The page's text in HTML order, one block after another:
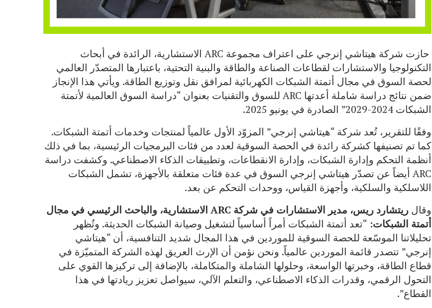
حازت شركة هيتاشي إنرجي على اعتراف مجموعة ARC الاستشارية، الرائدة في أبحاث
التكنولوجيا والاستشارات لقطاعات الصناعة والطاقة والبنية التحتية، باعتبارها المتصدّر العالمي
لحصة السوق في مجال أتمتة الشبكات الكهربائية لمرافق نقل وتوزيع الطاقة. ويأتي هذا الإنجاز
ضمن نتائج دراسة شاملة أعدتها ARC للسوق والتقنيات بعنوان “دراسة السوق العالمية لأتمتة
الشبكات 2024-2029” الصادرة في يونيو 2025.
وفقًا للتقرير، تُعد شركة “هيتاشي إنرجي” المزوّد الأول عالمياً لمنتجات وخدمات أتمتة الشبكات.
كما تم تصنيفها كشركة رائدة في الحصة السوقية لعدد من فئات البرمجيات الرئيسية، بما في ذلك
أنظمة التحكم وإدارة الشبكات، وإدارة الانقطاعات، وتطبيقات الذكاء الاصطناعي. وكشفت دراسة
ARC أيضاً عن تصدّر هيتاشي إنرجي السوق في عدة فئات متعلقة بالأجهزة، تشمل الشبكات
اللاسلكية والسلكية، وأجهزة القياس، ووحدات التحكم عن بعد.
وقالريتشارد ريس، مدير الاستشارات في شركة ARC الاستشارية، والباحث الرئيسي في مجال
أتمتة الشبكات: “تعد أتمتة الشبكات أمراً أساسياً لتشغيل وصيانة الشبكات الحديثة. وتُظهر
تحليلاتنا الموسّعة للحصة السوقية للموردين في هذا المجال شديد التنافسية، أن “هيتاشي
إنرجي” تتصدر قائمة الموردين عالمياً. ونحن نؤمن أن الإرث العريق لهذه الشركة المتميّزة في
قطاع الطاقة، وخبرتها الواسعة، وحلولها الشاملة والمتكاملة، بالإضافة إلى تركيزها القوي على
التحول الرقمي، وقدرات الذكاء الاصطناعي، والتعلم الآلي، سيواصل تعزيز ريادتها في هذا
القطاع”.